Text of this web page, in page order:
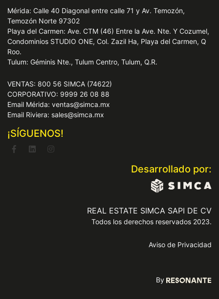
Mérida: Calle 40 Diagonal entre calle 71 y Av. Temozón,
Temozón Norte 97302
Playa del Carmen: Ave. CTM (46) Entre la Ave. Nte. Y Cozumel,
Condominios STUDIO ONE, Col. Zazil Ha, Playa del Carmen, Q
Roo.
Tulum: Géminis Nte., Tulum Centro, Tulum, Q.R.
VENTAS: 800 56 SIMCA (74622)
CORPORATIVO: 9999 26 08 88
Email Mérida: ventas@simca.mx
Email Riviera: sales@simca.mx
¡SÍGUENOS!
Desarrollado por:
REAL ESTATE SIMCA SAPI DE CV
Todos los derechos reservados 2023.
Aviso de Privacidad
By